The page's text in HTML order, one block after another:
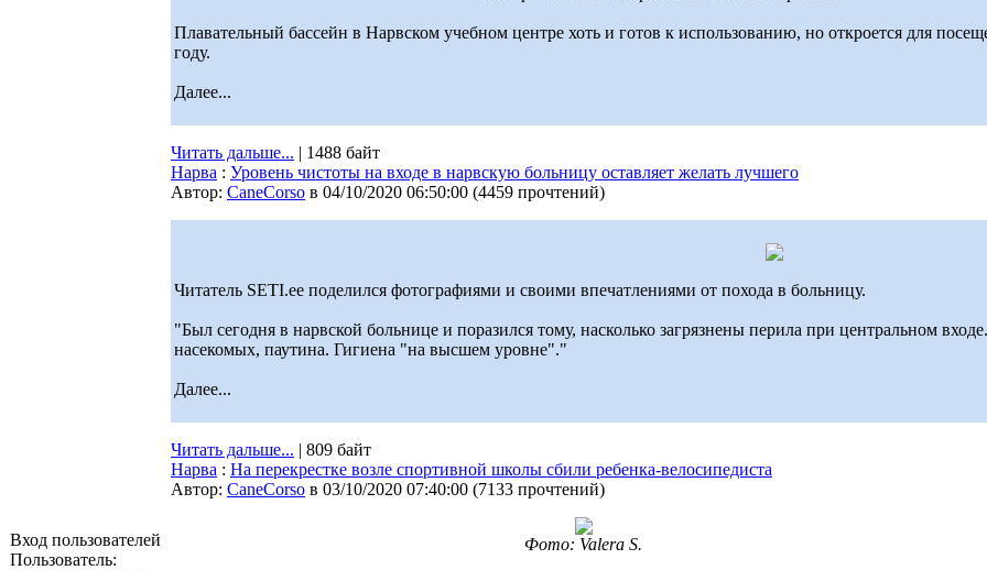
Вход пользователей
Пользователь:
Плавательный бассейн в Нарвском учебном центре хоть и готов к использованию, но откроется для
году.
Далее...
Читать дальше... | 1488 байт
Нарва : Уровень чистоты на входе в нарвскую больницу оставляет желать лучшего
Автор: CaneCorso в 04/10/2020 06:50:00 (4459 прочтений)
Читатель SETI.ee поделился фотографиями и своими впечатлениями от похода в больницу.
"Был сегодня в нарвской больнице и поразился тому, насколько загрязнены перила при центральном
насекомых, паутина. Гигиена "на высшем уровне"."
Далее...
Читать дальше... | 809 байт
Нарва : На перекрестке возле спортивной школы сбили ребенка-велосипедиста
Автор: CaneCorso в 03/10/2020 07:40:00 (7133 прочтений)
Фото: Valera S.